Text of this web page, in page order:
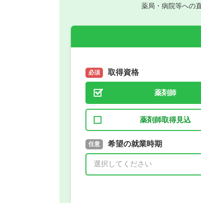
薬局・病院等への
必須 取得資格
薬剤師
薬剤師取得見込
必須 取得予定年
年 3月
任意 希望の就業時期